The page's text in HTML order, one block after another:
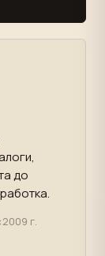
до
2009 г.